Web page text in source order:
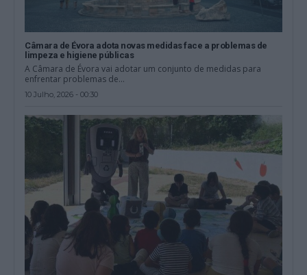
Câmara de Évora adota novas medidas face a problemas de
limpeza e higiene públicas
A Câmara de Évora vai adotar um conjunto de medidas para
enfrentar problemas de...
10 Julho, 2026 - 00:30